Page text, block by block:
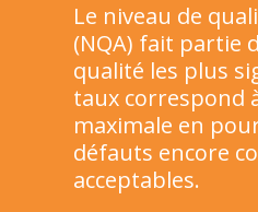
Le niveau de
(NQA) fait partie
qualité les plus
taux correspond
maximale en
défauts encore
acceptables.